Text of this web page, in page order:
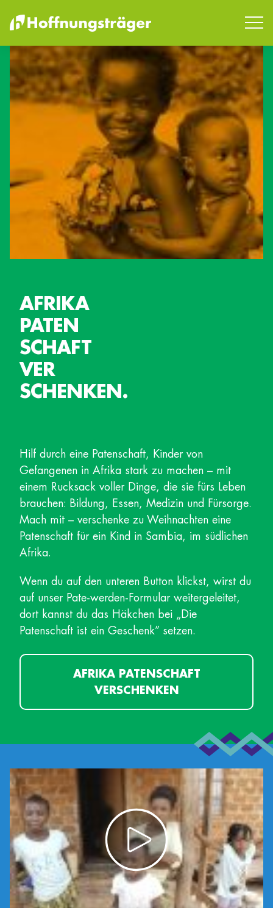
SUCHEN
AFRIKA
PATEN
SCHAFT
VER
SCHENKEN.
Hilf durch eine Patenschaft, Kinder von
Gefangenen in Afrika stark zu machen – mit
einem Rucksack voller Dinge, die sie fürs Leben
brauchen: Bildung, Essen, Medizin und Fürsorge.
Mach mit – verschenke zu Weihnachten eine
Patenschaft für ein Kind in Sambia, im südlichen
Afrika.
Wenn du auf den unteren Button klickst, wirst du
auf unser Pate-werden-Formular weitergeleitet,
dort kannst du das Häkchen bei „Die
Patenschaft ist ein Geschenk” setzen.
AFRIKA PATENSCHAFT
VERSCHENKEN